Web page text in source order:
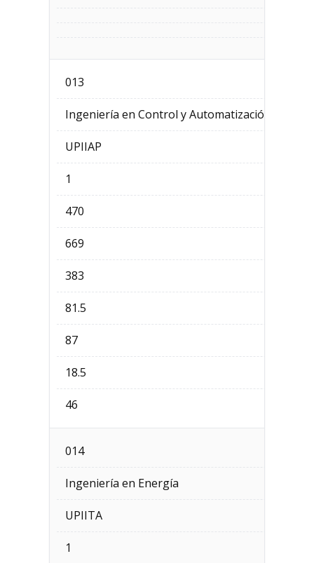
013
Ingeniería en Control y Automatización
UPIIAP
1
470
669
383
81.5
87
18.5
46
014
Ingeniería en Energía
UPIITA
1